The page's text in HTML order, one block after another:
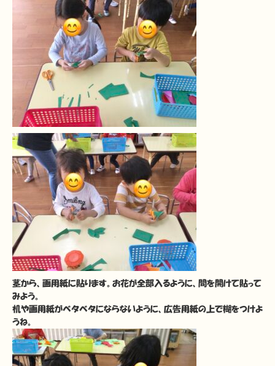
茎から、画用紙に貼ります。お花が全部入るように、間を開けて貼って
みよう。
机や画用紙がベタベタにならないように、広告用紙の上で糊をつけよ
うね。